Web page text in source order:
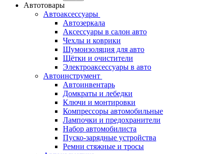
Автотовары
Автоаксессуары
Автозеркала
Аксессуары в салон авто
Чехлы и коврики
Шумоизоляция для авто
Щётки и очистители
Электроаксессуары в авто
Автоинструмент
Автоинвентарь
Домкраты и лебедки
Ключи и монтировки
Компрессоры автомобильные
Лампочки и предохранители
Набор автомобилиста
Пуско-зарядные устройства
Ремни стяжные и тросы